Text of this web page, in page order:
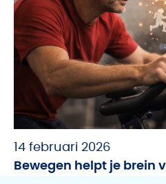
14 februari 2026
Bewegen helpt je brein